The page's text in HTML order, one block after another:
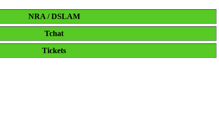
NRA / DSLAM
Tchat
Tickets